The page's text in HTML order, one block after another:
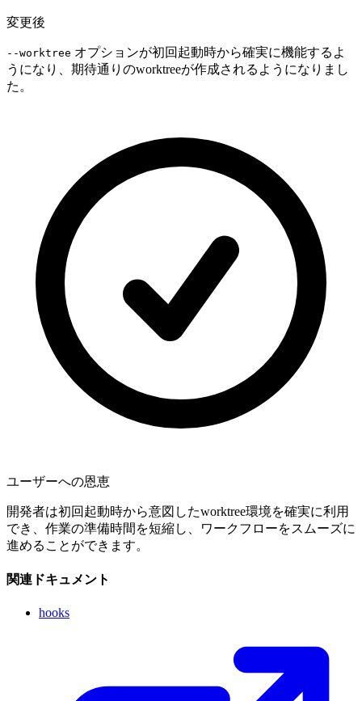
変更後
--worktree オプションが初回起動時から確実に機能するよ
うになり、期待通りのworktreeが作成されるようになりまし
た。
ユーザーへの恩恵
開発者は初回起動時から意図したworktree環境を確実に利用
でき、作業の準備時間を短縮し、ワークフローをスムーズに
進めることができます。
関連ドキュメント
hooks